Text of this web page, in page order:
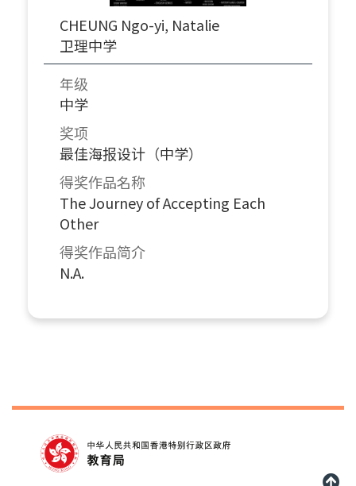
CHEUNG Ngo-yi, Natalie
卫理中学
年级
中学
奖项
最佳海报设计（中学）
得奖作品名称
The Journey of Accepting Each
Other
得奖作品简介
N.A.